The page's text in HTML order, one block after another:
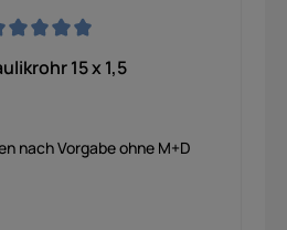
15 x 1,5
nach Vorgabe ohne M+D